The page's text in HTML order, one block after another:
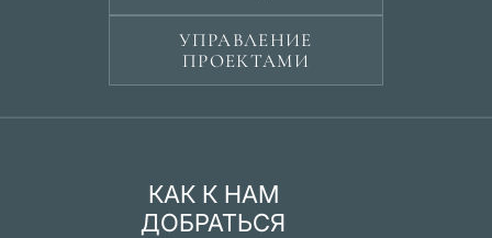
УПРАВЛЕНИЕ
ПРОЕКТАМИ
КАК К НАМ
ДОБРАТЬСЯ